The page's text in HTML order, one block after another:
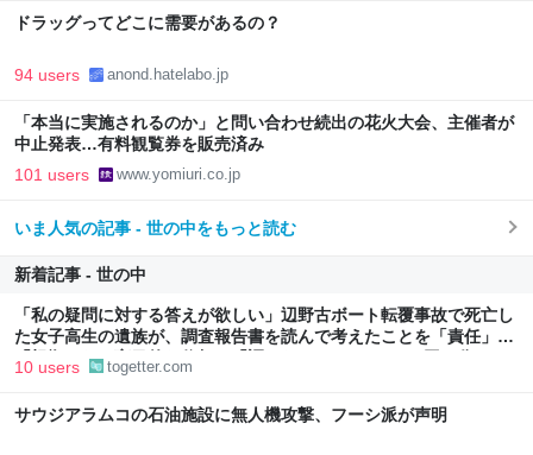
ドラッグってどこに需要があるの？
94 users anond.hatelabo.jp
「本当に実施されるのか」と問い合わせ続出の花火大会、主催者が
中止発表…有料観覧券を販売済み
101 users www.yomiuri.co.jp
いま人気の記事 - 世の中をもっと読む
新着記事 - 世の中
「私の疑問に対する答えが欲しい」辺野古ボート転覆事故で死亡し
た女子高生の遺族が、調査報告書を読んで考えたことを「責任」
「根拠のない盲目的な信頼」「調べなかったこと」の3回に分けて
10 users togetter.com
サウジアラムコの石油施設に無人機攻撃、フーシ派が声明